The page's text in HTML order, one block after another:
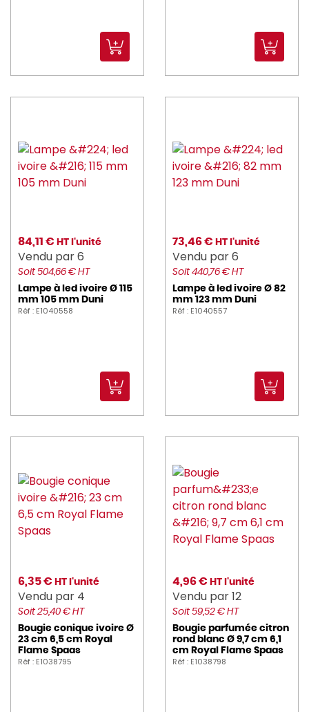
84,11 € HT l'unité
Vendu par 6
Soit 504,66 € HT
Lampe à led ivoire Ø 115
mm 105 mm Duni
Réf : E1040558
73,46 € HT l'unité
Vendu par 6
Soit 440,76 € HT
Lampe à led ivoire Ø 82
mm 123 mm Duni
Réf : E1040557
6,35 € HT l'unité
Vendu par 4
Soit 25,40 € HT
Bougie conique ivoire Ø
23 cm 6,5 cm Royal
Flame Spaas
Réf : E1038795
4,96 € HT l'unité
Vendu par 12
Soit 59,52 € HT
Bougie parfumée citron
rond blanc Ø 9,7 cm 6,1
cm Royal Flame Spaas
Réf : E1038798